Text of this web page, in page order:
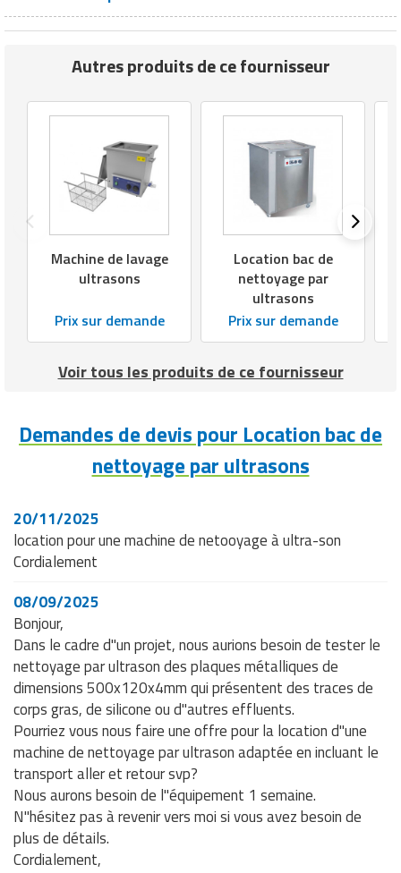
ultrasons
Autres produits de ce fournisseur
Machine de lavage
ultrasons
Prix sur demande
Location bac de
nettoyage par
ultrasons
Prix sur demande
Voir tous les produits de ce fournisseur
Demandes de devis pour Location bac de
nettoyage par ultrasons
20/11/2025
location pour une machine de netooyage à ultra-son
Cordialement
08/09/2025
Bonjour,
Dans le cadre d"un projet, nous aurions besoin de tester le
nettoyage par ultrason des plaques métalliques de
dimensions 500x120x4mm qui présentent des traces de
corps gras, de silicone ou d"autres effluents.
Pourriez vous nous faire une offre pour la location d"une
machine de nettoyage par ultrason adaptée en incluant le
transport aller et retour svp?
Nous aurons besoin de l"équipement 1 semaine.
N"hésitez pas à revenir vers moi si vous avez besoin de
plus de détails.
Cordialement,